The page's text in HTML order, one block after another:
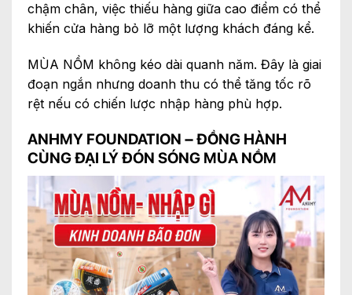
chậm chân, việc thiếu hàng giữa cao điểm có thể
khiến cửa hàng bỏ lỡ một lượng khách đáng kể.
MÙA NỒM không kéo dài quanh năm. Đây là giai
đoạn ngắn nhưng doanh thu có thể tăng tốc rõ
rệt nếu có chiến lược nhập hàng phù hợp.
ANHMY FOUNDATION – ĐỒNG HÀNH
CÙNG ĐẠI LÝ ĐÓN SÓNG MÙA NỒM